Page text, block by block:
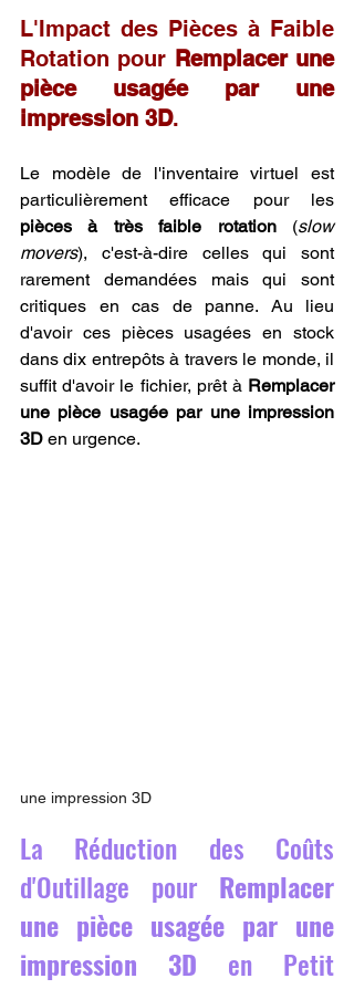
L'Impact des Pièces à Faible
Rotation pour Remplacer une
pièce usagée par une
impression 3D.
Le modèle de l'inventaire virtuel est
pièces à très faible rotation (slow
movers), c'est-à-dire celles qui sont
rarement demandées mais qui sont
critiques en cas de panne. Au lieu
d'avoir ces pièces usagées en stock
dans dix entrepôts à travers le monde, il
suffit d'avoir le fichier, prêt à Remplacer
une pièce usagée par une impression
3D en urgence.
une impression 3D
La Réduction des Coûts
d'Outillage pour Remplacer
une pièce usagée par une
impression 3D en Petit